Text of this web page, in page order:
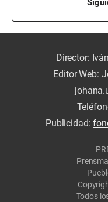
Director:
Editor Web:
Publicidad:
Todos